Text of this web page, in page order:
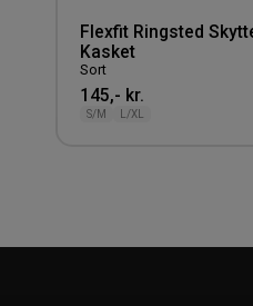
Flexfit Ringsted
Kasket
Sort
145,- kr.
S/M L/XL